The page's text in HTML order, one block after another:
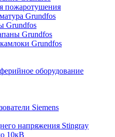
пожаротушения
Grundfos
Grundfos
Grundfos
Grundfos
оборудование
Siemens
напряжения Stingray
10кВ